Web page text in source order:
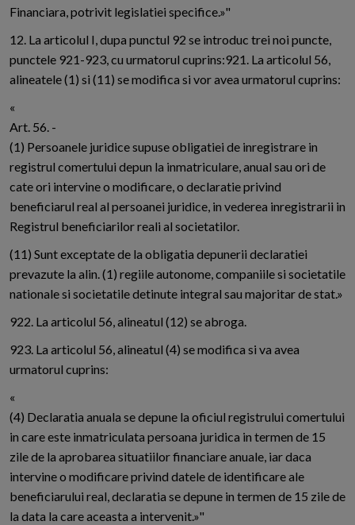
Financiara, potrivit legislatiei specifice.»"
12. La articolul I, dupa punctul 92 se introduc trei noi puncte,
punctele 921-923, cu urmatorul cuprins:921. La articolul 56,
alineatele (1) si (11) se modifica si vor avea urmatorul cuprins:
«
Art. 56. -
(1) Persoanele juridice supuse obligatiei de inregistrare in
registrul comertului depun la inmatriculare, anual sau ori de
cate ori intervine o modificare, o declaratie privind
beneficiarul real al persoanei juridice, in vederea inregistrarii in
Registrul beneficiarilor reali al societatilor.
(11) Sunt exceptate de la obligatia depunerii declaratiei
prevazute la alin. (1) regiile autonome, companiile si societatile
nationale si societatile detinute integral sau majoritar de stat.»
922. La articolul 56, alineatul (12) se abroga.
923. La articolul 56, alineatul (4) se modifica si va avea
urmatorul cuprins:
«
(4) Declaratia anuala se depune la oficiul registrului comertului
in care este inmatriculata persoana juridica in termen de 15
zile de la aprobarea situatiilor financiare anuale, iar daca
intervine o modificare privind datele de identificare ale
beneficiarului real, declaratia se depune in termen de 15 zile de
la data la care aceasta a intervenit.»"